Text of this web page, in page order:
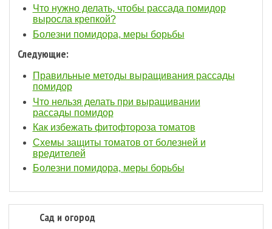
Что нужно делать, чтобы рассада помидор
выросла крепкой?
Болезни помидора, меры борьбы
Следующие:
Правильные методы выращивания рассады
помидор
Что нельзя делать при выращивании
рассады помидор
Как избежать фитофтороза томатов
Схемы защиты томатов от болезней и
вредителей
Болезни помидора, меры борьбы
Сад и огород